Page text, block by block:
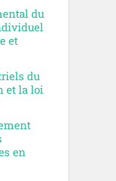
du
et
du
et la loi
en